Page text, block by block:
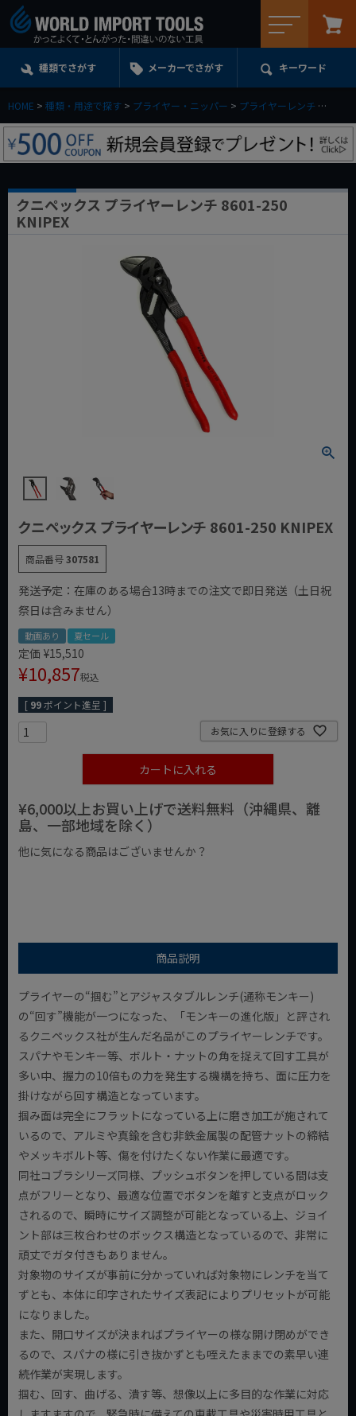
種類でさがす メーカーでさがす キーワード
HOME 種類・用途で探す プライヤー・ニッパー プライヤーレンチ
クニペックス プライヤーレンチ 8601-250
KNIPEX
クニペックス プライヤーレンチ 8601-250 KNIPEX
商品番号307581
発送予定：在庫のある場合13時までの注文で即日発送（土日祝
祭日は含みません）
動画あり 夏セール
定価 ¥15,510
¥10,857税込
[ 99ポイント進呈 ]
お気に入りに登録する
カートに入れる
¥6,000以上お買い上げで送料無料（沖縄県、離
島、一部地域を除く）
他に気になる商品はございませんか？
商品説明
プライヤーの“掴む”とアジャスタブルレンチ(通称モンキー)
の“回す”機能が一つになった、「モンキーの進化版」と評され
るクニペックス社が生んだ名品がこのプライヤーレンチです。
スパナやモンキー等、ボルト・ナットの角を捉えて回す工具が
多い中、握力の10倍もの力を発生する機構を持ち、面に圧力を
掛けながら回す構造となっています。
掴み面は完全にフラットになっている上に磨き加工が施されて
いるので、アルミや真鍮を含む非鉄金属製の配管ナットの締結
やメッキボルト等、傷を付けたくない作業に最適です。
同社コブラシリーズ同様、プッシュボタンを押している間は支
点がフリーとなり、最適な位置でボタンを離すと支点がロック
されるので、瞬時にサイズ調整が可能となっている上、ジョイ
ント部は三枚合わせのボックス構造となっているので、非常に
頑丈でガタ付きもありません。
対象物のサイズが事前に分かっていれば対象物にレンチを当て
ずとも、本体に印字されたサイズ表記によりプリセットが可能
になりました。
また、開口サイズが決まればプライヤーの様な開け閉めができ
るので、スパナの様に引き抜かずとも咥えたままでの素早い連
続作業が実現します。
掴む、回す、曲げる、潰す等、想像以上に多目的な作業に対応